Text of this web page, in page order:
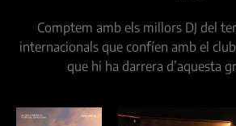
internacionals que confíen amb el
que hi ha darrera d’aquesta